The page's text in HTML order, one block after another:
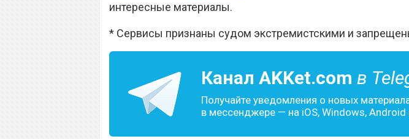
интересные материалы.
* Сервисы признаны судом экстремистскими и
Канал AKKet.com в
Получайте уведомления о новых
в мессенджере — на iOS, Windows, Android